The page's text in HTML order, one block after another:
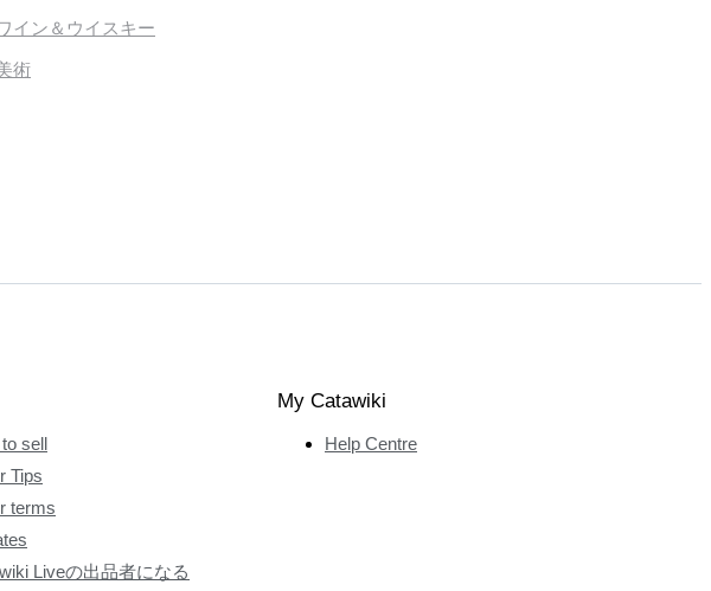
イン＆ウイスキー
術
sell
Tips
terms
Liveの出品者になる
My Catawiki
Help Centre